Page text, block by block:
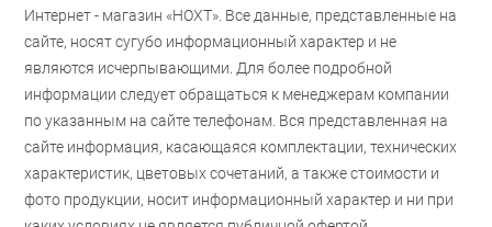
Интернет - магазин «НОХТ». Все данные, представленные на
сайте, носят сугубо информационный характер и не
являются исчерпывающими. Для более подробной
информации следует обращаться к менеджерам компании
по указанным на сайте телефонам. Вся представленная на
сайте информация, касающаяся комплектации, технических
характеристик, цветовых сочетаний, а также стоимости и
фото продукции, носит информационный характер и ни при